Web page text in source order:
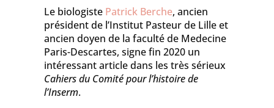
Le biologiste Patrick Berche, ancien
président de l’Institut Pasteur de Lille et
ancien doyen de la faculté de Medecine
Paris-Descartes, signe fin 2020 un
intéressant article dans les très sérieux
Cahiers du Comité pour l’histoire de
l’Inserm.